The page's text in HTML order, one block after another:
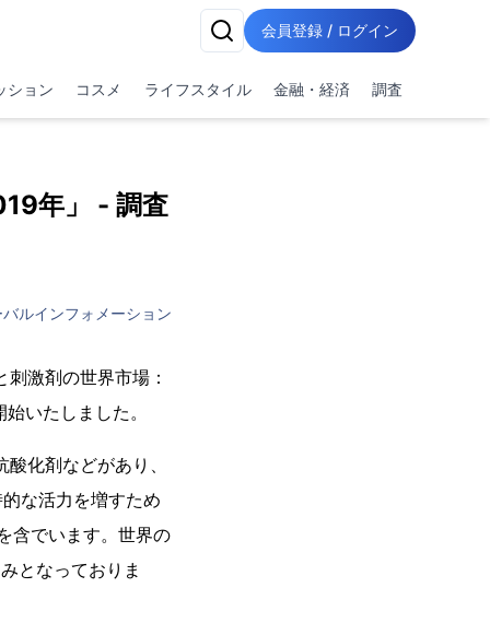
会員登録 / ログイン
ション コスメ ライフスタイル 金融・経済 調査
年」 - 調査
ルインフォメーション
激剤の世界市場：
いたしました。
化剤などがあり、
な活力を増すため
含でいます。世界の
となっておりま